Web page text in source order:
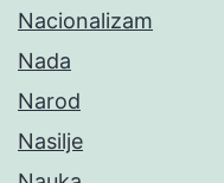
Nacionalizam
Nada
Narod
Nasilje